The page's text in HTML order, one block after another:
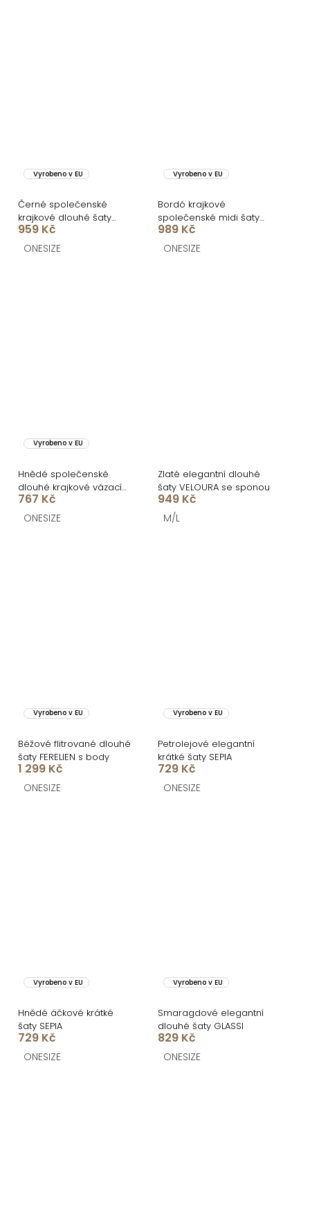
Vyrobeno v EU
Černé společenské
krajkové dlouhé šaty
ZERULON
959 Kč
ONESIZE
Vyrobeno v EU
Bordó krajkové
společenské midi šaty
LIRONDE
989 Kč
ONESIZE
Vyrobeno v EU
Hnědé společenské
dlouhé krajkové vázací
šaty ZERULON
767 Kč
ONESIZE
Zlaté elegantní dlouhé
šaty VELOURA se sponou
949 Kč
M/L
Vyrobeno v EU
Béžové flitrované dlouhé
šaty FERELIEN s body
1 299 Kč
ONESIZE
Vyrobeno v EU
Petrolejové elegantní
krátké šaty SEPIA
729 Kč
ONESIZE
Vyrobeno v EU
Hnědé áčkové krátké
šaty SEPIA
729 Kč
ONESIZE
Vyrobeno v EU
Smaragdové elegantní
dlouhé šaty GLASSI
829 Kč
ONESIZE